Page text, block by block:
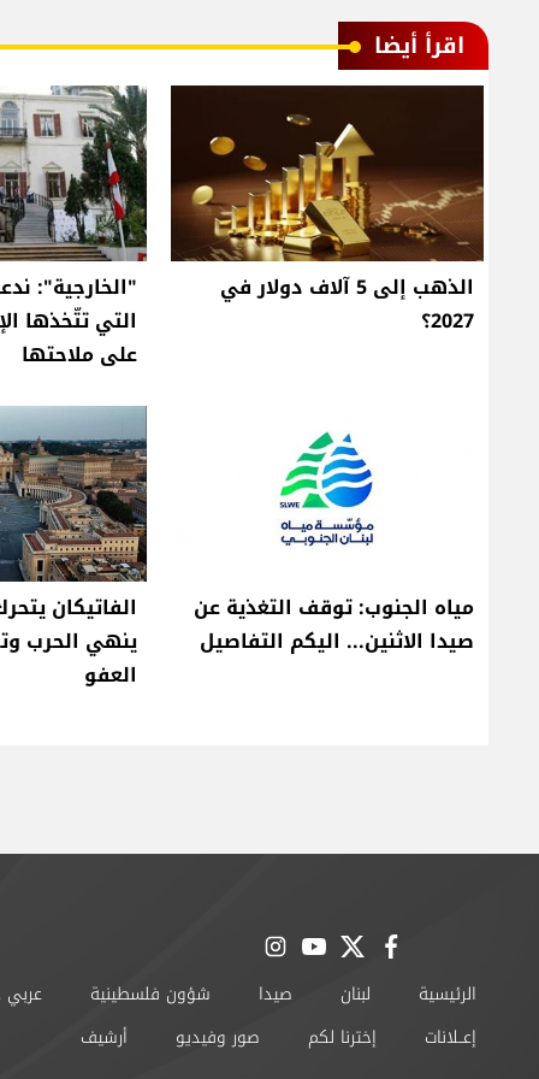
اقرأ أيضا
الذهب إلى 5 آلاف دولار في
2027؟
"الخارجية":
التي تتّخذها
على ملاحتها
مياه الجنوب: توقف التغذية عن
صيدا الاثنين... اليكم التفاصيل
الفاتيكان
ينهي الحرب
العفو
facebook
twitter
youtube
instagram
الرئيسية لبنان صيدا شؤون فلسطينية
إعــلانات
إخترنا لكم صور وفيديو
أرشيف